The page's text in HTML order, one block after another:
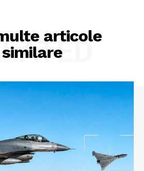
articole
similare